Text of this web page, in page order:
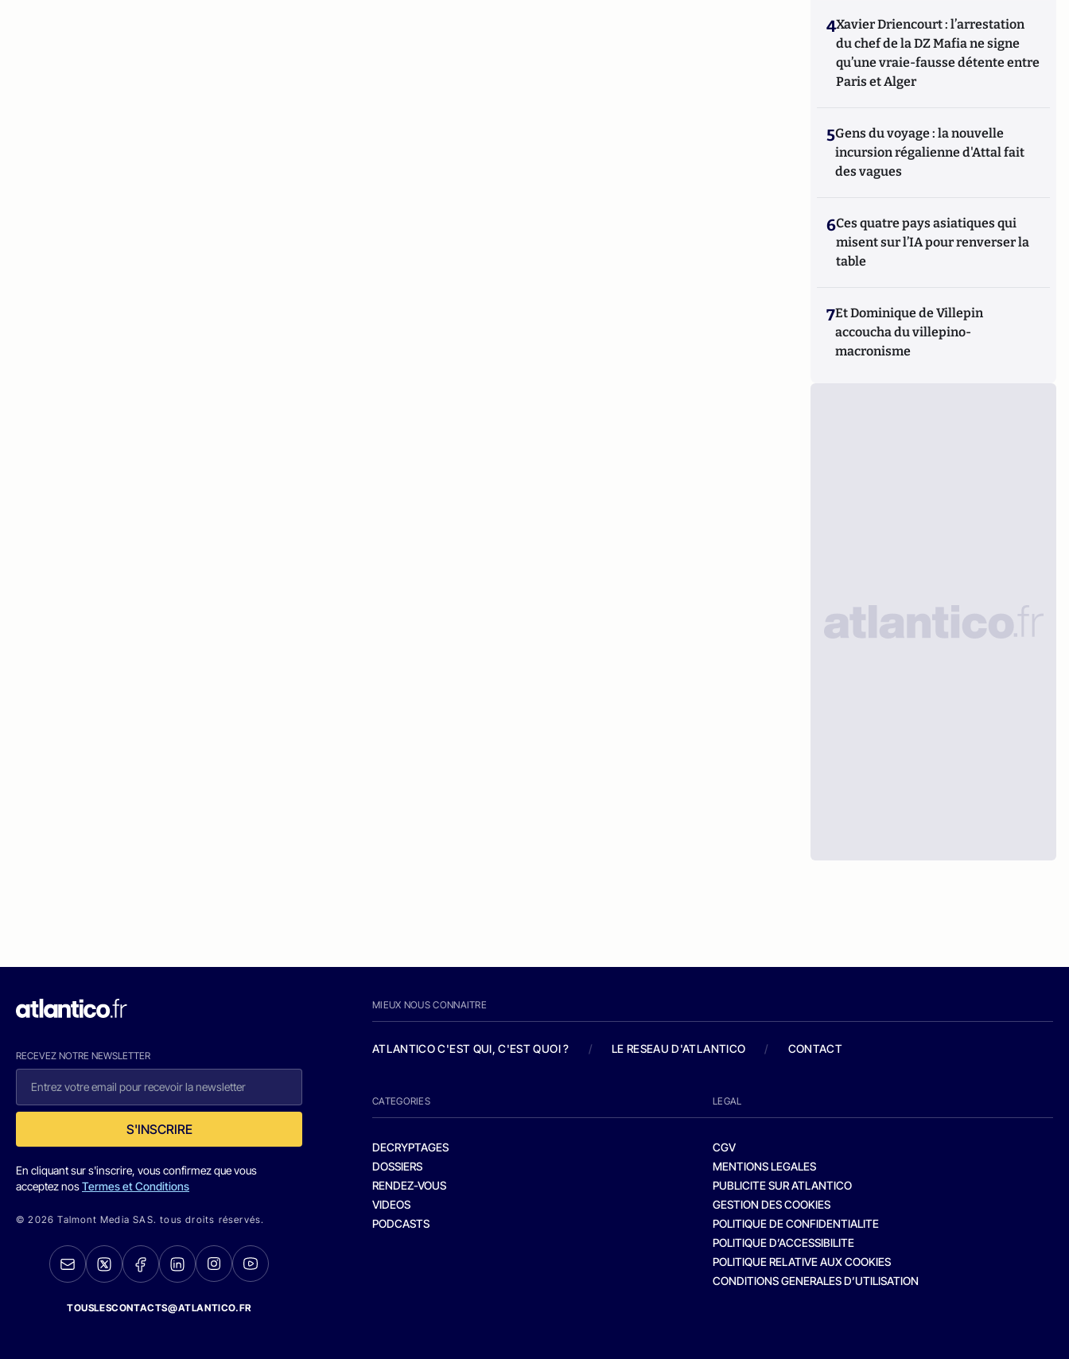
4Xavier Driencourt : l’arrestation
du chef de la DZ Mafia ne signe
qu’une vraie-fausse détente entre
Paris et Alger
5Gens du voyage : la nouvelle
incursion régalienne d'Attal fait
des vagues
6Ces quatre pays asiatiques qui
misent sur l’IA pour renverser la
table
7Et Dominique de Villepin
accoucha du villepino-
macronisme
RECEVEZ NOTRE NEWSLETTER
S'INSCRIRE
En cliquant sur s'inscrire, vous confirmez que vous
acceptez nosTermes et Conditions
© 2026 Talmont Media SAS. tous droits réservés.
TOUSLESCONTACTS@ATLANTICO.FR
MIEUX NOUS CONNAITRE
ATLANTICO C'EST QUI, C'EST QUOI ? / LE RESEAU D'ATLANTICO / CONTACT
CATEGORIES
DECRYPTAGES
DOSSIERS
RENDEZ-VOUS
VIDEOS
PODCASTS
LEGAL
CGV
MENTIONS LEGALES
PUBLICITE SUR ATLANTICO
GESTION DES COOKIES
POLITIQUE DE CONFIDENTIALITE
POLITIQUE D’ACCESSIBILITE
POLITIQUE RELATIVE AUX COOKIES
CONDITIONS GENERALES D’UTILISATION